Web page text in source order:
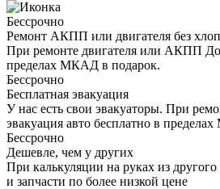
Бессрочно
Ремонт АКПП или двигателя без
При ремонте двигателя или АКПП
пределах МКАД в подарок.
Бессрочно
Бесплатная эвакуация
У нас есть свои эвакуаторы. При
эвакуация авто бесплатно в
Бессрочно
Дешевле, чем у других
При калькуляции на руках из
и запчасти по более низкой цене